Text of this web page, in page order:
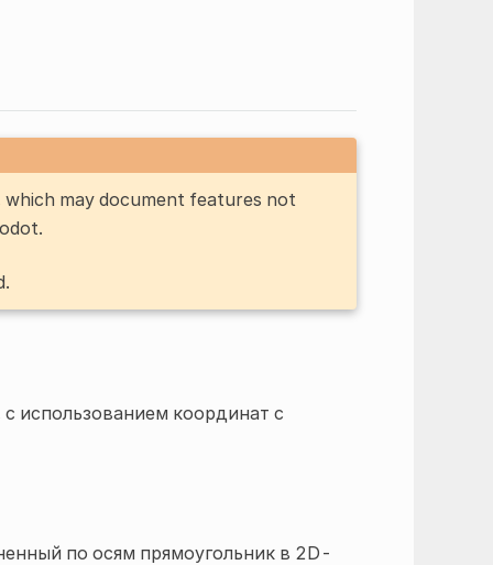
may document features not
использованием координат с
по осям прямоугольник в 2D-